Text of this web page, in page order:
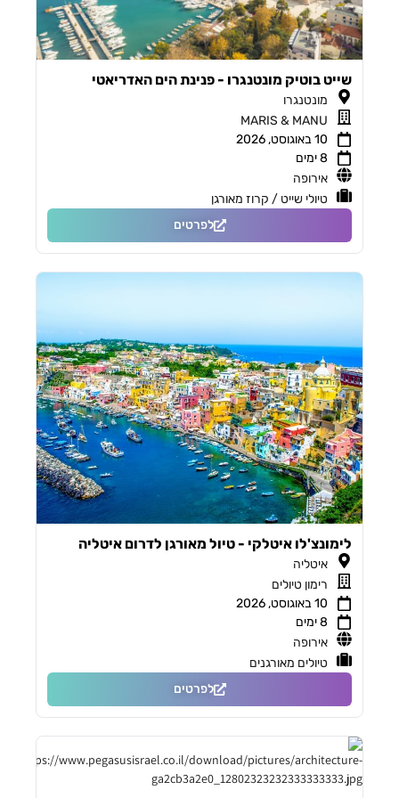
שייט בוטיק מונטנגרו - פנינת הים האדריאטי
מונטנגרו
MARIS & MANU
10 באוגוסט, 2026
8 ימים
אירופה
טיולי שייט / קרוז מאורגן
לפרטים
לימונצ'לו איטלקי - טיול מאורגן לדרום איטליה
איטליה
רימון טיולים
10 באוגוסט, 2026
8 ימים
אירופה
טיולים מאורגנים
לפרטים